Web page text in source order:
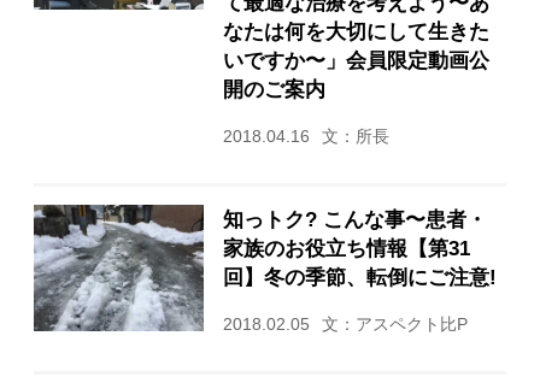
なたは何を大切にして生きた
いですか〜」会員限定動画公
開のご案内
2018.04.16 文：所長
知っトク? こんな事〜患者・
家族のお役立ち情報【第31
回】冬の季節、転倒にご注意!
2018.02.05 文：アスペクト比P